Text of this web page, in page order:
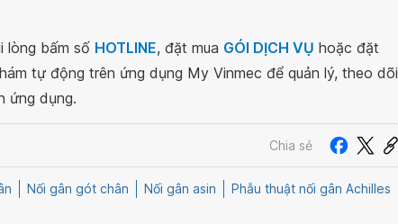
lòng bấm số HOTLINE, đặt mua GÓI DỊCH VỤ hoặc đặt
tự động trên ứng dụng My Vinmec để quản lý, theo dõi
ứng dụng.
Chia sẻ
Nối gân gót chân Nối gân asin Phẫu thuật nối gân Achilles